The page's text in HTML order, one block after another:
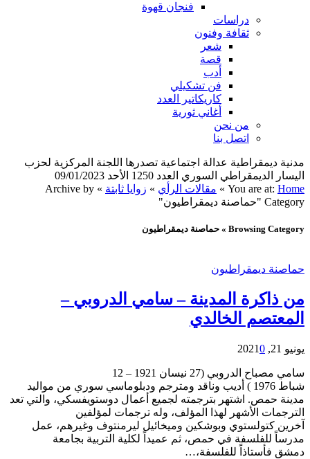
فنجان قهوة
دراسات
ثقافة وفنون
شعر
قصة
أدب
فن تشكيلي
كاريكاتير العدد
أغاني ثورية
من نحن
اتصل بنا
مدنية ديمقراطية عدالة اجتماعية تصدرها اللجنة المركزية لحزب
اليسار الديمقراطي السوري العدد 1250 الأحد 09/01/2023
You are at: Home
» مقالات الرأي » زوايا ثابتة »
Archive by
Category "حماصنة ديمقراطيون"
Browsing Category » حماصنة ديمقراطيون
حماصنة ديمقراطيون
من ذاكرة المدينة – سامي الدروبي –
المعتصم الخالدي
يونيو 21, 2021 0
سامي مصباح الدروبي (27 نيسان 1921 – 12
شباط 1976 ) أديب وناقد ومترجم ودبلوماسي سوري من مواليد
مدينة حمص. اشتهر بترجمته لجميع أعمال دوستويفسكي، والتي تعد
الترجمات الأشهر لهذا المؤلف، وله ترجمات لمؤلفين
آخرين كتولستوي وبوشكين وميخائيل ليرمنتوف وغيرهم، عمل
مدرساً للفلسفة في حمص، ثم عميداً لكلية التربية بجامعة
دمشق فأستاذاً للفلسفة،…